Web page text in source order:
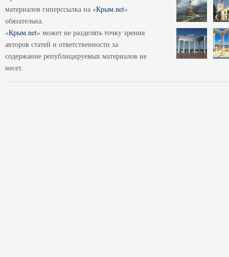
материалов гиперссылка на «Крым.net»
обязательна.
«Крым.net» может не разделять точку зрения
авторов статей и ответственности за
содержание републицируемых материалов не
несет.